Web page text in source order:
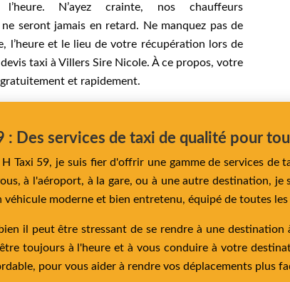
N’ayez crainte, nos chauffeurs
seront jamais en retard. Ne manquez pas de
l’heure et le lieu de votre récupération lors de
taxi à Villers Sire Nicole. À ce propos, votre
et rapidement.
: Des services de taxi de qualité pour
Taxi 59, je suis fier d'offrir une gamme de services
à l'aéroport, à la gare, ou à une autre destination,
véhicule moderne et bien entretenu, équipé de toutes
il peut être stressant de se rendre à une
être toujours à l'heure et à vous conduire à votre
pour vous aider à rendre vos déplacements plus